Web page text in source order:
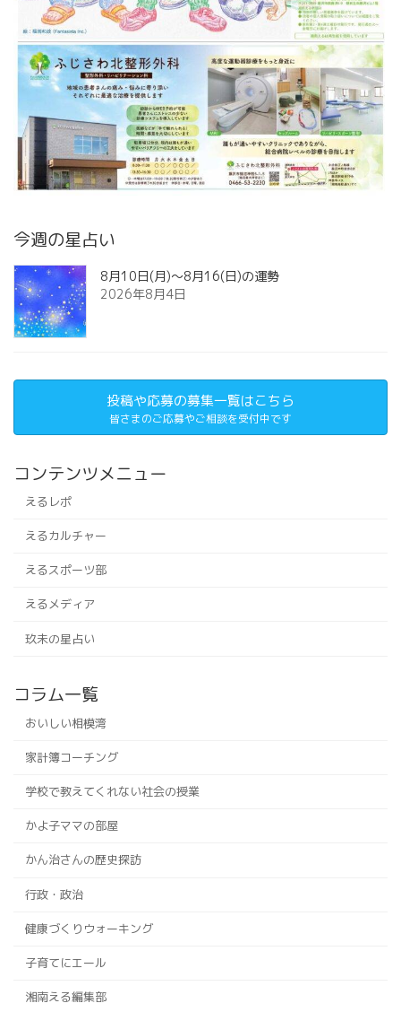
今週の星占い
8月10日(月)～8月16(日)の運勢
2026年8月4日
投稿や応募の募集一覧はこちら
皆さまのご応募やご相談を受付中です
コンテンツメニュー
えるレポ
えるカルチャー
えるスポーツ部
えるメディア
玖未の星占い
コラム一覧
おいしい相模湾
家計簿コーチング
学校で教えてくれない社会の授業
かよ子ママの部屋
かん治さんの歴史探訪
行政・政治
健康づくりウォーキング
子育てにエール
湘南える編集部